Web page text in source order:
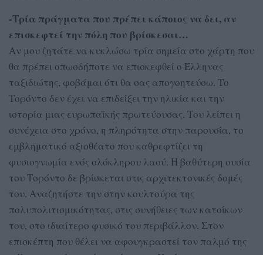
-Τρία πράγματα που πρέπει κάποιος να δει, αν
επισκεφτεί την πόλη που βρίσκεσαι…
Αν μου ζητάτε να κυκλώσω τρία σημεία στο χάρτη που
θα πρέπει οπωσδήποτε να επισκεφθεί ο Έλληνας
ταξιδιώτης, φοβάμαι ότι θα σας απογοητεύσω. Το
Τορόντο δεν έχει να επιδείξει την ηλικία και την
ιστορία μιας ευρωπαϊκής πρωτεύουσας. Του λείπει η
συνέχεια στο χρόνο, η πληρότητα στην παρουσία, το
εμβληματικό αξιοθέατο που καθρεφτίζει τη
φυσιογνωμία ενός ολόκληρου λαού. Η βαθύτερη ουσία
του Τορόντο δε βρίσκεται στις αρχιτεκτονικές δομές
του. Αναζητήστε την στην κουλτούρα της
πολυπολιτισμικότητας, στις συνήθειες των κατοίκων
του, στο ιδιαίτερο φυσικό του περιβάλλον. Στον
επισκέπτη που θέλει να αφουγκραστεί τον παλμό της